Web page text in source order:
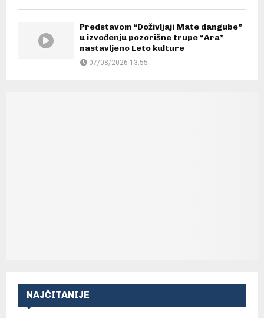
Predstavom “Doživljaji Mate dangube”
u izvođenju pozorišne trupe “Ara”
nastavljeno Leto kulture
07/08/2026 13:55
NAJČITANIJE